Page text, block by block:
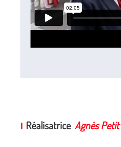
Réalisatrice Agnès Petit